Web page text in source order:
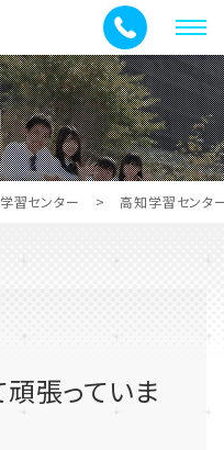
メ
ニ
ュ
ー
習センター > 高知学習センタ
頑張っていま